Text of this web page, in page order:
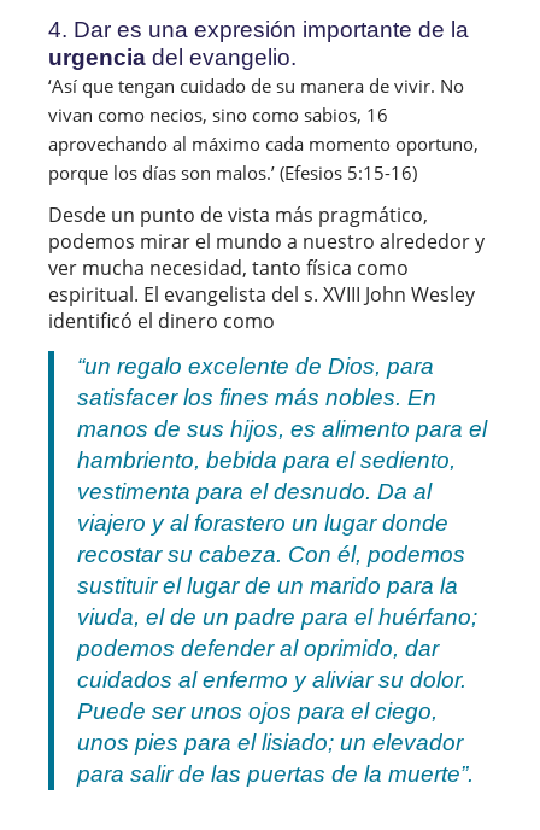
4. Dar es una expresión importante de la
urgencia del evangelio.
‘Así que tengan cuidado de su manera de vivir. No
vivan como necios, sino como sabios, 16
aprovechando al máximo cada momento oportuno,
porque los días son malos.’ (Efesios 5:15-16)
Desde un punto de vista más pragmático,
podemos mirar el mundo a nuestro alrededor y
ver mucha necesidad, tanto física como
espiritual. El evangelista del s. XVIII John Wesley
identificó el dinero como
“un regalo excelente de Dios, para
satisfacer los fines más nobles. En
manos de sus hijos, es alimento para el
hambriento, bebida para el sediento,
vestimenta para el desnudo. Da al
viajero y al forastero un lugar donde
recostar su cabeza. Con él, podemos
sustituir el lugar de un marido para la
viuda, el de un padre para el huérfano;
podemos defender al oprimido, dar
cuidados al enfermo y aliviar su dolor.
Puede ser unos ojos para el ciego,
unos pies para el lisiado; un elevador
para salir de las puertas de la muerte”.